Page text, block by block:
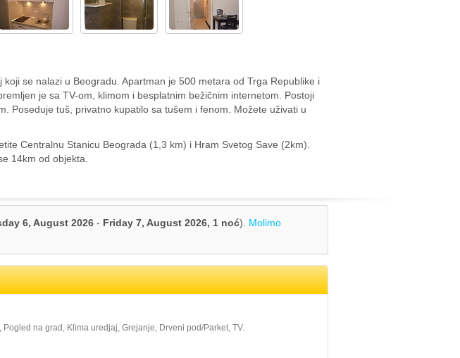
se nalazi u Beogradu. Apartman je 500 metara od Trga Republike i
je sa TV-om, klimom i besplatnim bežičnim internetom. Postoji
Poseduje tuš, privatno kupatilo sa tušem i fenom. Možete uživati u
Centralnu Stanicu Beograda (1,3 km) i Hram Svetog Save (2km).
14km od objekta.
6, August 2026 - Friday 7, August 2026, 1 noć). Molimo
na grad, Klima uredjaj, Grejanje, Drveni pod/Parket, TV.